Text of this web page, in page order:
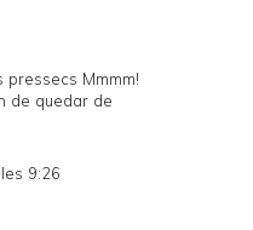
pressecs Mmmm!
de quedar de
9:26